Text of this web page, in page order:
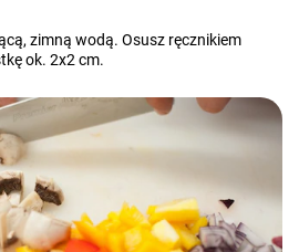
zimną wodą. Osusz ręcznikiem
ok. 2x2 cm.